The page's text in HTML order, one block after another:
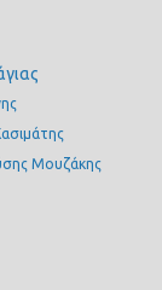
Μουζάκης